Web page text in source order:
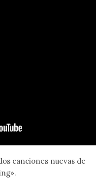
canciones nuevas de